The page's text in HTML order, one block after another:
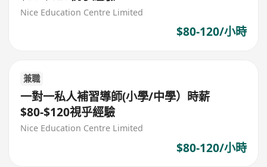
Nice Education Centre Limited
$80-120/小時
兼職
一對一私人補習導師(小學/中學）時薪
$80-$120視乎經驗
Nice Education Centre Limited
$80-120/小時